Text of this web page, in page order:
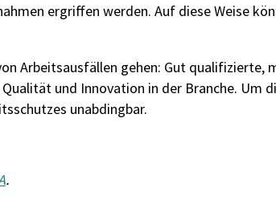
ergriffen werden. Auf diese Weise
Arbeitsausfällen gehen: Gut
und Innovation in der Branche. Um
unabdingbar.
.